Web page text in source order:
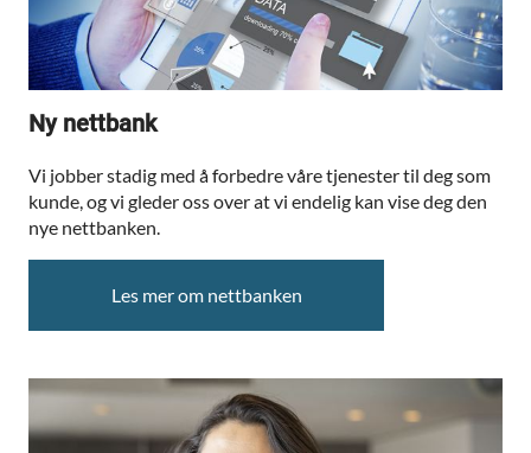
Ny nettbank
Vi jobber stadig med å forbedre våre tjenester til deg som
kunde, og vi gleder oss over at vi endelig kan vise deg den
nye nettbanken.
Les mer om nettbanken